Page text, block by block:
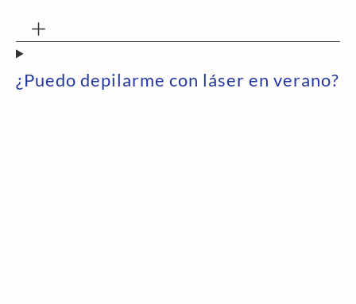
¿Puedo depilarme con láser en verano?